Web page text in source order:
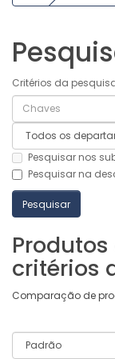
Critérios da
Pesquisar nos
Pesquisar na
critérios
Comparação de